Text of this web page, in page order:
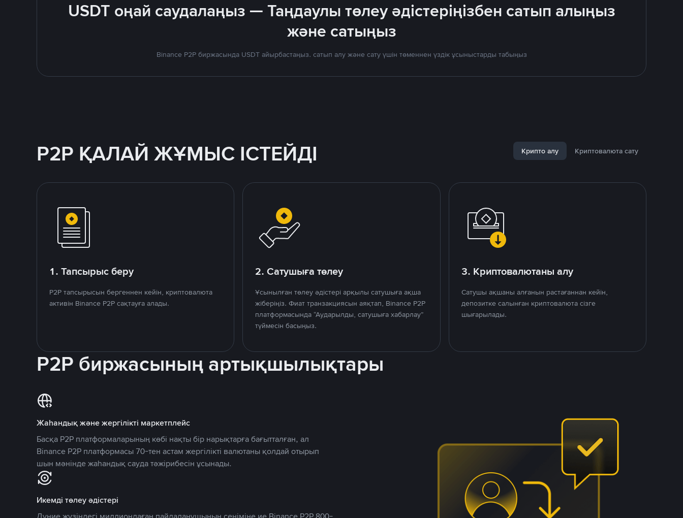
USDT оңай саудалаңыз — Таңдаулы төлеу әдістеріңізбен сатып алыңыз
және сатыңыз
Binance P2P биржасында USDT айырбастаңыз. сатып алу және сату үшін төменнен үздік ұсыныстарды табыңыз
P2P ҚАЛАЙ ЖҰМЫС ІСТЕЙДІ Крипто алу Криптовалюта сату
1. Тапсырыс беру
P2P тапсырысын бергеннен кейін, криптовалюта
активін Binance P2P сақтауға алады.
2. Сатушыға төлеу
Ұсынылған төлеу әдістері арқылы сатушыға ақша
жіберіңіз. Фиат транзакциясын аяқтап, Binance P2P
платформасында “Аударылды, сатушыға хабарлау”
түймесін басыңыз.
3. Криптовалютаны алу
Сатушы ақшаны алғанын растағаннан кейін,
депозитке салынған криптовалюта сізге
шығарылады.
P2P биржасының артықшылықтары
Жаһандық және жергілікті маркетплейс
Басқа P2P платформаларының көбі нақты бір нарықтарға бағытталған, ал
Binance P2P платформасы 70-тен астам жергілікті валютаны қолдай отырып
шын мәнінде жаһандық сауда тәжірибесін ұсынады.
Икемді төлеу әдістері